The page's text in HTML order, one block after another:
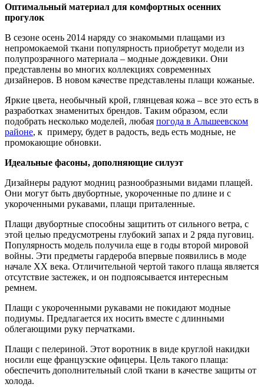
Оптимальный материал для комфортных осенних
прогулок
В сезоне осень 2014 наряду со знакомыми плащами из
непромокаемой ткани популярность приобретут модели из
полупрозрачного материала – модные дождевики. Они
представлены во многих коллекциях современных
дизайнеров. В новом качестве представлены плащи кожаные.
Яркие цвета, необычный крой, глянцевая кожа – все это есть в
разработках знаменитых брендов. Таким образом, если
подобрать несколько моделей, любая погода в Альшеевском
районе, к примеру, будет в радость, ведь есть модные, не
промокающие обновки.
Идеальные фасоны, дополняющие силуэт
Дизайнеры радуют модниц разнообразными видами плащей.
Они могут быть двубортные, укороченные по длине и с
укороченными рукавами, плащи приталенные.
Плащи двубортные способны защитить от сильного ветра, с
этой целью предусмотрены глубокий запах и 2 ряда пуговиц.
Популярность модель получила еще в годы второй мировой
войны. Эти предметы гардероба впервые появились в моде
начале XX века. Отличительной чертой такого плаща является
отсутствие застежек, и он подпоясывается интересным
ремнем.
Плащи с укороченными рукавами не покидают модные
подиумы. Предлагается их носить вместе с длинными
облегающими руку перчатками.
Плащи с пелериной. Этот воротник в виде круглой накидки
носили еще французские офицеры. Цель такого плаща:
обеспечить дополнительный слой ткани в качестве защиты от
холода.